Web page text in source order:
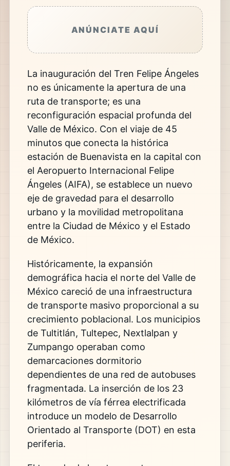
ANÚNCIATE AQUÍ
La inauguración del Tren Felipe Ángeles
no es únicamente la apertura de una
ruta de transporte; es una
reconfiguración espacial profunda del
Valle de México. Con el viaje de 45
minutos que conecta la histórica
estación de Buenavista en la capital con
el Aeropuerto Internacional Felipe
Ángeles (AIFA), se establece un nuevo
eje de gravedad para el desarrollo
urbano y la movilidad metropolitana
entre la Ciudad de México y el Estado
de México.
Históricamente, la expansión
demográfica hacia el norte del Valle de
México careció de una infraestructura
de transporte masivo proporcional a su
crecimiento poblacional. Los municipios
de Tultitlán, Tultepec, Nextlalpan y
Zumpango operaban como
demarcaciones dormitorio
dependientes de una red de autobuses
fragmentada. La inserción de los 23
kilómetros de vía férrea electrificada
introduce un modelo de Desarrollo
Orientado al Transporte (DOT) en esta
periferia.